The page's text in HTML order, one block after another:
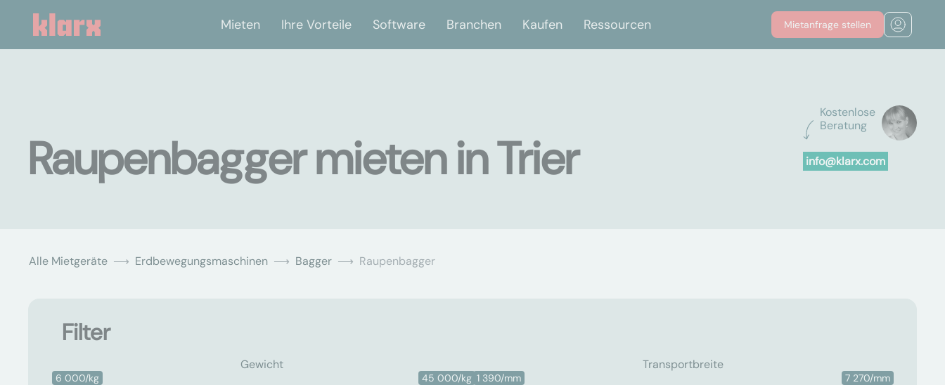
Mieten Ihre Vorteile Software Branchen Kaufen Ressourcen Mietanfrage stellen
Kostenlose
Beratung
info@klarx.com
Raupenbagger mieten in Trier
Alle Mietgeräte Erdbewegungsmaschinen Bagger Raupenbagger
Filter
Gewicht
6 000/kg 45 000/kg
Transportbreite
1 390/mm 7 270/mm